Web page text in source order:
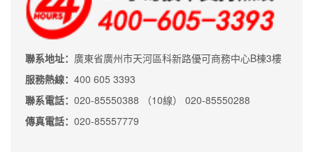
聯系地址： 廣東省廣州市天河區科新路優可商務中心B棟3樓
服務熱線： 400 605 3393
聯系電話： 020-85550388 （10線） 020-85550288
傳真電話： 020-85557779